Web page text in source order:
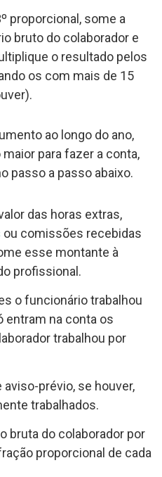
proporcional, some a
bruto do colaborador e
o resultado pelos
os com mais de 15
ao longo do ano,
para fazer a conta,
passo a passo abaixo.
das horas extras,
ou comissões recebidas
esse montante à
profissional.
o funcionário trabalhou
entram na conta os
trabalhou por
prévio, se houver,
trabalhados.
bruta do colaborador por
proporcional de cada